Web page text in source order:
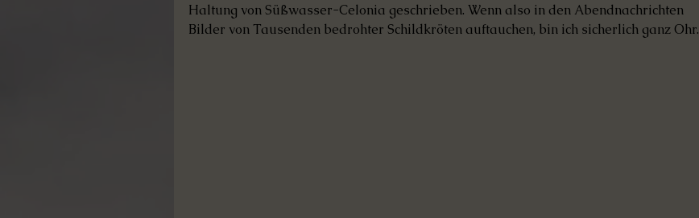
Haltung von Süßwasser-Celonia geschrieben. Wenn also in den Abendnachrichten
Bilder von Tausenden bedrohter Schildkröten auftauchen, bin ich sicherlich ganz Ohr.